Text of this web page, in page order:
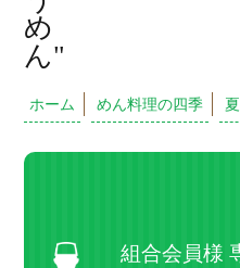
ホーム めん料理の四季
組合会員様